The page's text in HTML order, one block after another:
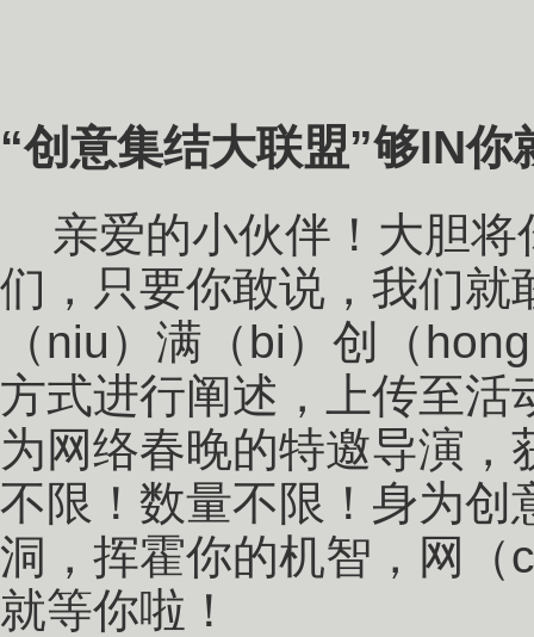
“创意集结大联盟”够IN你
亲爱的小伙伴！大胆将
们，只要你敢说，我们就
（niu）满（bi）创（
方式进行阐述，上传至活
为网络春晚的特邀导演
不限！数量不限！身为创
洞，挥霍你的机智，网
就等你啦！